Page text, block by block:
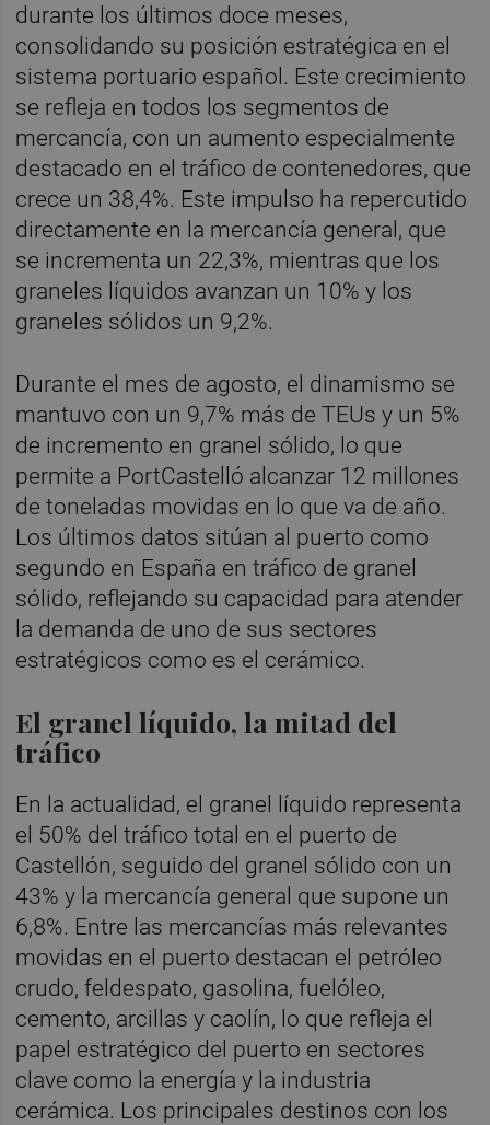
durante los últimos doce meses,
consolidando su posición estratégica en el
sistema portuario español. Este crecimiento
se refleja en todos los segmentos de
mercancía, con un aumento especialmente
destacado en el tráfico de contenedores, que
crece un 38,4%. Este impulso ha repercutido
directamente en la mercancía general, que
se incrementa un 22,3%, mientras que los
graneles líquidos avanzan un 10% y los
graneles sólidos un 9,2%.
Durante el mes de agosto, el dinamismo se
mantuvo con un 9,7% más de TEUs y un 5%
de incremento en granel sólido, lo que
permite a PortCastelló alcanzar 12 millones
de toneladas movidas en lo que va de año.
Los últimos datos sitúan al puerto como
segundo en España en tráfico de granel
sólido, reflejando su capacidad para atender
la demanda de uno de sus sectores
estratégicos como es el cerámico.
El granel líquido, la mitad del
tráfico
En la actualidad, el granel líquido representa
el 50% del tráfico total en el puerto de
Castellón, seguido del granel sólido con un
43% y la mercancía general que supone un
6,8%. Entre las mercancías más relevantes
movidas en el puerto destacan el petróleo
crudo, feldespato, gasolina, fuelóleo,
cemento, arcillas y caolín, lo que refleja el
papel estratégico del puerto en sectores
clave como la energía y la industria
cerámica. Los principales destinos con los